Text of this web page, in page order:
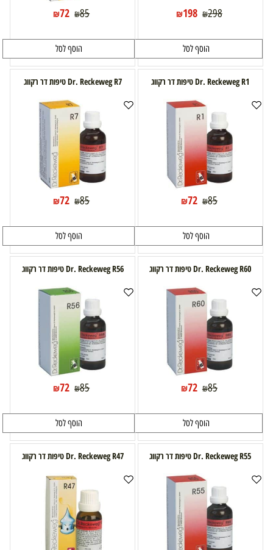
₪298
₪198
הוסף לסל
₪85
₪72
הוסף לסל
Dr. Reckeweg R1 טיפות דר רקווג
₪85
₪72
הוסף לסל
Dr. Reckeweg R7 טיפות דר רקווג
₪85
₪72
הוסף לסל
Dr. Reckeweg R60 טיפות דר רקווג
₪85
₪72
הוסף לסל
Dr. Reckeweg R56 טיפות דר רקווג
₪85
₪72
הוסף לסל
Dr. Reckeweg R55 טיפות דר רקווג Dr. Reckeweg R47 טיפות דר רקווג